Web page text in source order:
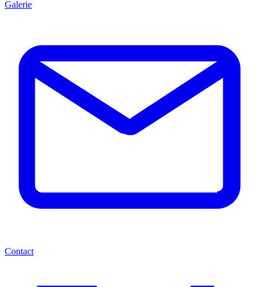
Galerie
Contact